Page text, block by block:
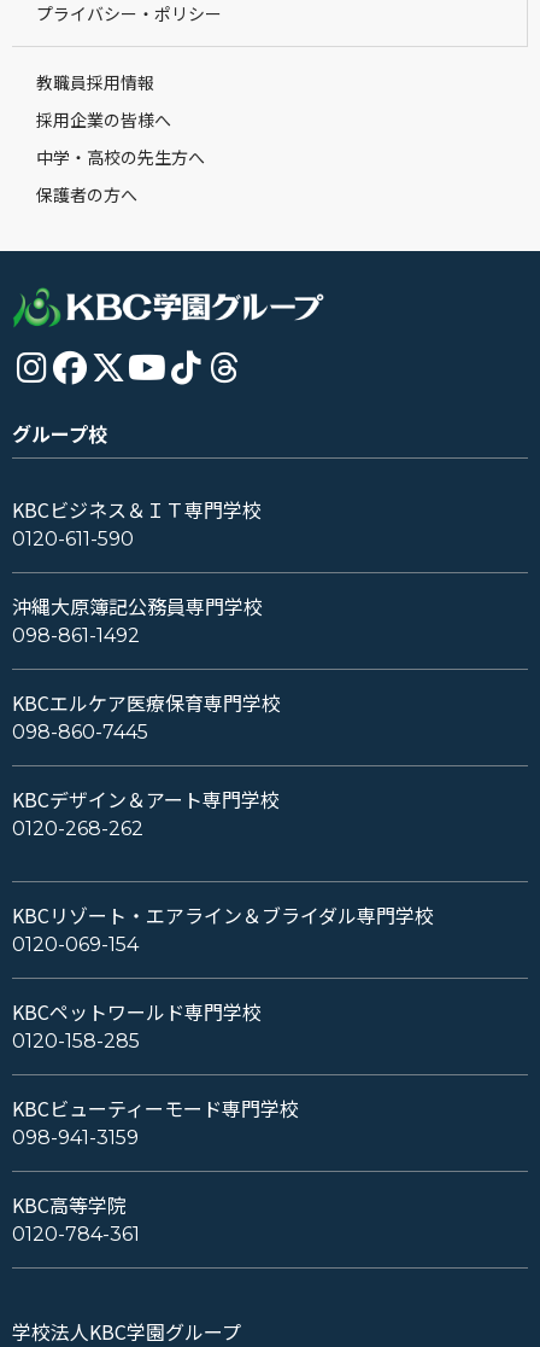
プライバシー・ポリシー
教職員採用情報
採用企業の皆様へ
中学・高校の先生方へ
保護者の方へ
グループ校
KBCビジネス＆ＩＴ専門学校
0120-611-590
沖縄大原簿記公務員専門学校
098-861-1492
KBCエルケア医療保育専門学校
098-860-7445
KBCデザイン＆アート専門学校
0120-268-262
KBCリゾート・エアライン＆ブライダル専門学校
0120-069-154
KBCペットワールド専門学校
0120-158-285
KBCビューティーモード専門学校
098-941-3159
KBC高等学院
0120-784-361
学校法人KBC学園グループ